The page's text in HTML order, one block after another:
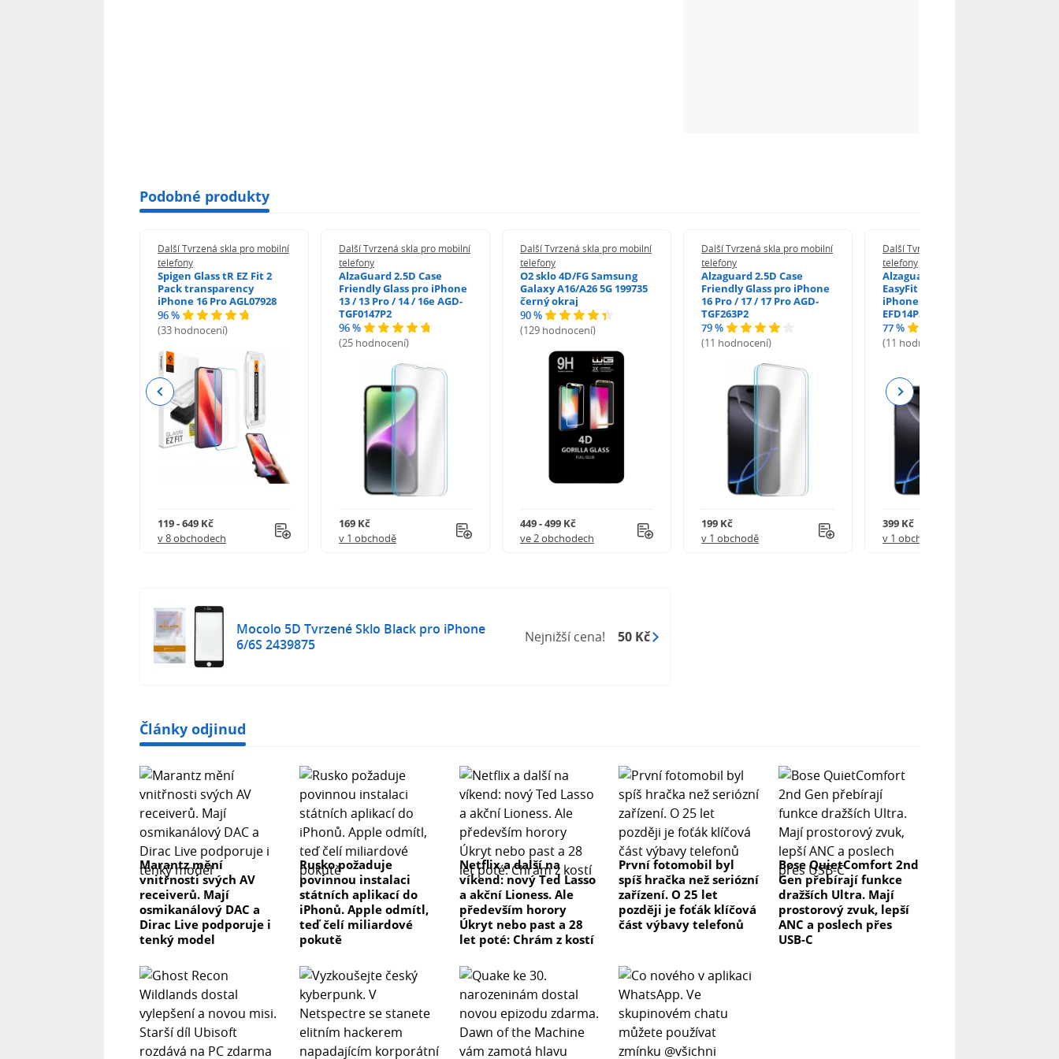
Podobné produkty
Další Tvrzená skla pro mobilní
telefony
Spigen Glass tR EZ Fit 2
Pack transparency
iPhone 16 Pro AGL07928
96 %
(33 hodnocení)
119 - 649 Kč
v 8 obchodech
Další Tvrzená skla pro mobilní
telefony
AlzaGuard 2.5D Case
Friendly Glass pro iPhone
13 / 13 Pro / 14 / 16e AGD-
TGF0147P2
96 %
(25 hodnocení)
169 Kč
v 1 obchodě
Další Tvrzená skla pro mobilní
telefony
O2 sklo 4D/FG Samsung
Galaxy A16/A26 5G 199735
černý okraj
90 %
(129 hodnocení)
449 - 499 Kč
ve 2 obchodech
Další Tvrzená skla pro mobilní
telefony
Alzaguard 2.5D Case
Friendly Glass pro iPhone
16 Pro / 17 / 17 Pro AGD-
TGF263P2
79 %
(11 hodnocení)
199 Kč
v 1 obchodě
Další Tvrzená skla pro mobilní
telefony
Alzaguard 2.5D Glass
EasyFit DustFree pro
iPhone 16 Pro / 17 AGD-
EFD14P3
77 %
(11 hodnocení)
399 Kč
v 1 obchodě
Previous Next
Mocolo 5D Tvrzené Sklo Black pro iPhone
6/6S 2439875
Nejnižší cena! 50 Kč
Články odjinud
Marantz mění
vnitřnosti svých AV
receiverů. Mají
osmikanálový DAC a
Dirac Live podporuje i
tenký model
Rusko požaduje
povinnou instalaci
státních aplikací do
iPhonů. Apple odmítl,
teď čelí miliardové
pokutě
Netflix a další na
víkend: nový Ted Lasso
a akční Lioness. Ale
především horory
Úkryt nebo past a 28
let poté: Chrám z kostí
První fotomobil byl
spíš hračka než seriózní
zařízení. O 25 let
později je foťák klíčová
část výbavy telefonů
Bose QuietComfort 2nd
Gen přebírají funkce
dražších Ultra. Mají
prostorový zvuk, lepší
ANC a poslech přes
USB-C